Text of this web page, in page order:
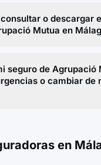
o descargar
Mutua en
seguro de Agrupació
o cambiar de
en